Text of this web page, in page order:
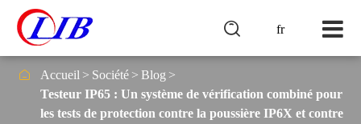
fr

 Accueil Société
Blog
Testeur IP65 : Un système de vérification combiné pour
les tests de protection contre la poussière IP6X et contre